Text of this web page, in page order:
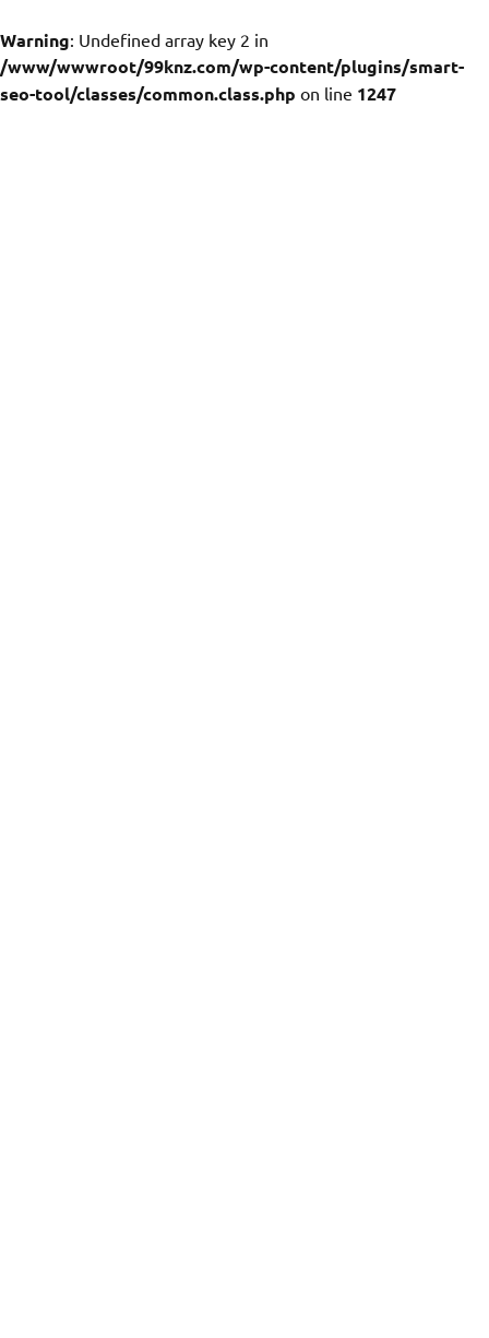
Warning: Undefined array key 2 in
/www/wwwroot/99knz.com/wp-content/plugins/smart-
seo-tool/classes/common.class.php on line 1247